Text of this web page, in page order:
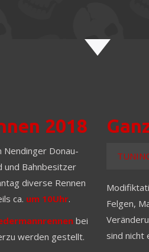
2018
Nendinger Donau-
und Bahnbesitzer
diverse Rennen
ca. um 10Uhr.
bei
werden gestellt.
Felgen,
sind nicht